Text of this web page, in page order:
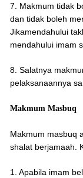
7. Makmum tidak
dan tidak boleh
Jikamendahului
mendahului imam
8. Salatnya
pelaksanaannya
Makmum Masbuq
Makmum masbuq
shalat berjamaah.
1. Apabila imam